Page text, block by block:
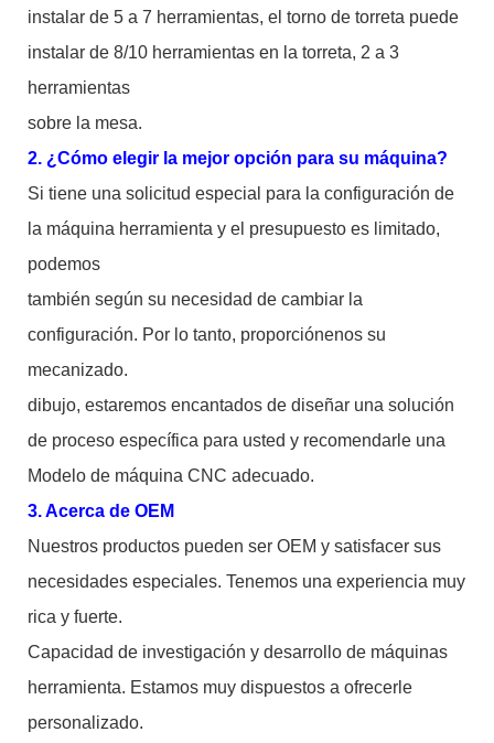
instalar de 5 a 7 herramientas, el torno de torreta puede
instalar de 8/10 herramientas en la torreta, 2 a 3
herramientas
sobre la mesa.
2. ¿Cómo elegir la mejor opción para su máquina?
Si tiene una solicitud especial para la configuración de
la máquina herramienta y el presupuesto es limitado,
podemos
también según su necesidad de cambiar la
configuración. Por lo tanto, proporciónenos su
mecanizado.
dibujo, estaremos encantados de diseñar una solución
de proceso específica para usted y recomendarle una
Modelo de máquina CNC adecuado.
3. Acerca de OEM
Nuestros productos pueden ser OEM y satisfacer sus
necesidades especiales. Tenemos una experiencia muy
rica y fuerte.
Capacidad de investigación y desarrollo de máquinas
herramienta. Estamos muy dispuestos a ofrecerle
personalizado.